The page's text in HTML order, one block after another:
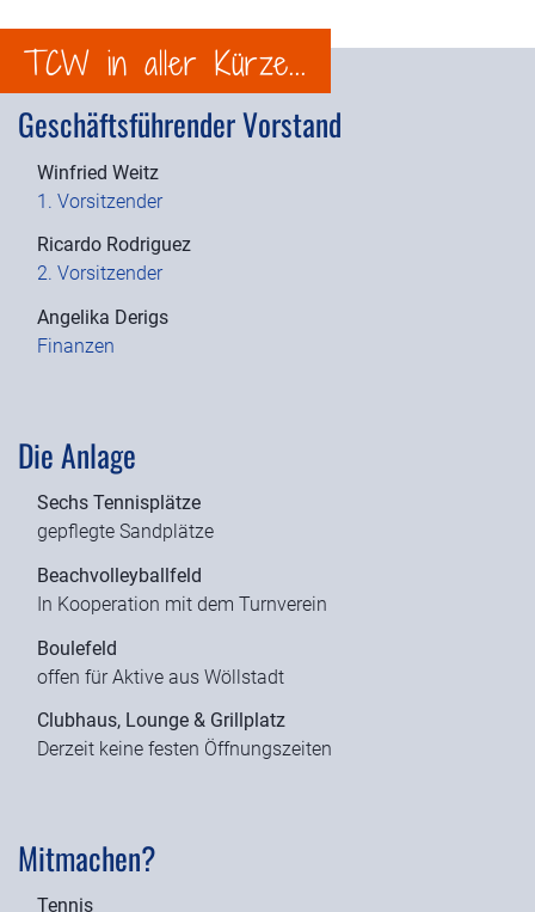
TCW in aller Kürze...
Geschäftsführender Vorstand
Winfried Weitz
1. Vorsitzender
Ricardo Rodriguez
2. Vorsitzender
Angelika Derigs
Finanzen
Die Anlage
Sechs Tennisplätze
gepflegte Sandplätze
Beachvolleyballfeld
In Kooperation mit dem Turnverein
Boulefeld
offen für Aktive aus Wöllstadt
Clubhaus, Lounge & Grillplatz
Derzeit keine festen Öffnungszeiten
Mitmachen?
Tennis